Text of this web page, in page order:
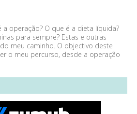
a operação? O que é a dieta líquida?
para sempre? Estas e outras
meu caminho. O objectivo deste
o meu percurso, desde a operação